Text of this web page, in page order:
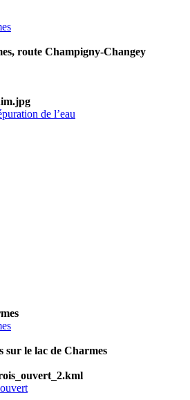
route Champigny-Changey
de l’eau
sur le lac de Charmes